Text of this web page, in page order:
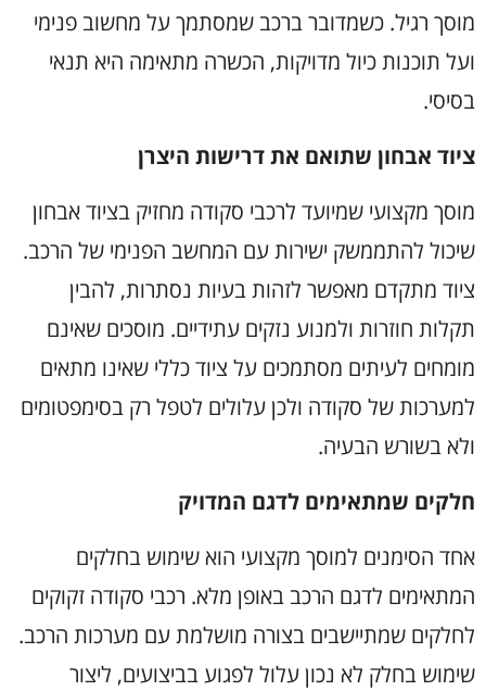
מוסך רגיל. כשמדובר ברכב שמסתמך על מחשוב פנימי
ועל תוכנות כיול מדויקות, הכשרה מתאימה היא תנאי
בסיסי.
ציוד אבחון שתואם את דרישות היצרן
מוסך מקצועי שמיועד לרכבי סקודה מחזיק בציוד אבחון
שיכול להתממשק ישירות עם המחשב הפנימי של הרכב.
ציוד מתקדם מאפשר לזהות בעיות נסתרות, להבין
תקלות חוזרות ולמנוע נזקים עתידיים. מוסכים שאינם
מומחים לעיתים מסתמכים על ציוד כללי שאינו מתאים
למערכות של סקודה ולכן עלולים לטפל רק בסימפטומים
ולא בשורש הבעיה.
חלקים שמתאימים לדגם המדויק
אחד הסימנים למוסך מקצועי הוא שימוש בחלקים
המתאימים לדגם הרכב באופן מלא. רכבי סקודה זקוקים
לחלקים שמתיישבים בצורה מושלמת עם מערכות הרכב.
שימוש בחלק לא נכון עלול לפגוע בביצועים, ליצור